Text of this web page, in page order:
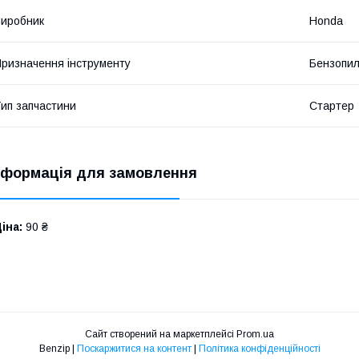
Honda
інструменту
запчастини Стартер
для замовлення
90 ₴
Сайт створений на маркетплейсі Prom.ua
Benzip | Поскаржитися на контент | Політика конфіденційності